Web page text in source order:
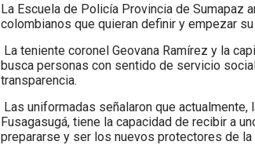
La Escuela de Policía Provincia de Sumapaz
colombianos que quieran definir y empezar
La teniente coronel Geovana Ramírez y la
busca personas con sentido de servicio
transparencia.
Las uniformadas señalaron que
Fusagasugá, tiene la capacidad de recibir a
prepararse y ser los nuevos protectores de la